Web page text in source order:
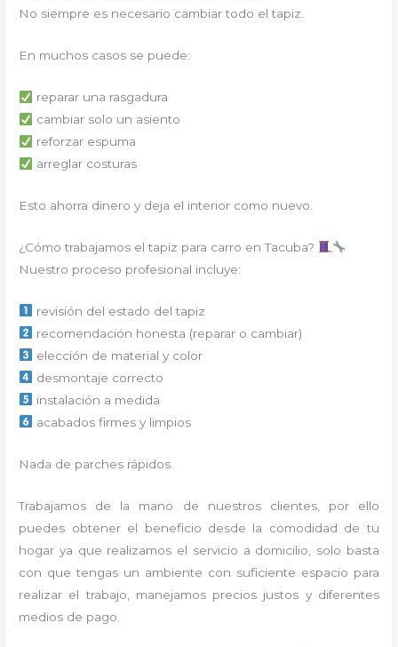
No siempre es necesario cambiar todo el tapiz.
En muchos casos se puede:
reparar una rasgadura
cambiar solo un asiento
reforzar espuma
arreglar costuras
Esto ahorra dinero y deja el interior como nuevo.
¿Cómo trabajamos el tapiz para carro en Tacuba?
Nuestro proceso profesional incluye:
revisión del estado del tapiz
recomendación honesta (reparar o cambiar)
elección de material y color
desmontaje correcto
instalación a medida
acabados firmes y limpios
Nada de parches rápidos.
Trabajamos de la mano de nuestros clientes, por ello
puedes obtener el beneficio desde la comodidad de tu
hogar ya que realizamos el servicio a domicilio, solo basta
con que tengas un ambiente con suficiente espacio para
realizar el trabajo, manejamos precios justos y diferentes
medios de pago.